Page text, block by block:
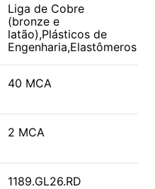
Liga de Cobre
(bronze e
latão),Plásticos de
Engenharia,Elastômeros
40 MCA
2 MCA
1189.GL26.RD